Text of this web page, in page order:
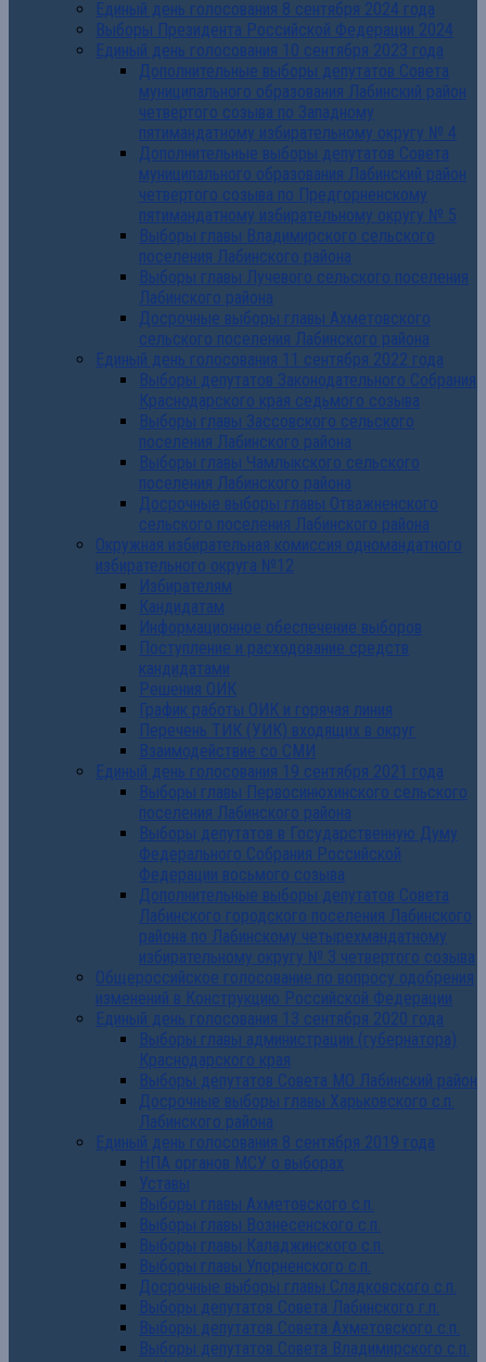
Единый день голосования 8 сентября 2024 года
Выборы Президента Российской Федерации 2024
Единый день голосования 10 сентября 2023 года
Дополнительные выборы депутатов Совета
муниципального образования Лабинский район
четвертого созыва по Западному
пятимандатному избирательному округу № 4
Дополнительные выборы депутатов Совета
муниципального образования Лабинский район
четвертого созыва по Предгорненскому
пятимандатному избирательному округу № 5
Выборы главы Владимирского сельского
поселения Лабинского района
Выборы главы Лучевого сельского поселения
Лабинского района
Досрочные выборы главы Ахметовского
сельского поселения Лабинского района
Единый день голосования 11 сентября 2022 года
Выборы депутатов Законодательного Собрания
Краснодарского края седьмого созыва
Выборы главы Зассовского сельского
поселения Лабинского района
Выборы главы Чамлыкского сельского
поселения Лабинского района
Досрочные выборы главы Отважненского
сельского поселения Лабинского района
Окружная избирательная комиссия одномандатного
избирательного округа №12
Избирателям
Кандидатам
Информационное обеспечение выборов
Поступление и расходование средств
кандидатами
Решения ОИК
График работы ОИК и горячая линия
Перечень ТИК (УИК) входящих в округ
Взаимодействие со СМИ
Единый день голосования 19 сентября 2021 года
Выборы главы Первосинюхинского сельского
поселения Лабинского района
Выборы депутатов в Государственную Думу
Федерального Собрания Российской
Федерации восьмого созыва
Дополнительные выборы депутатов Совета
Лабинского городского поселения Лабинского
района по Лабинскому четырехмандатному
избирательному округу № 3 четвертого созыва
Общероссийское голосование по вопросу одобрения
изменений в Конструкцию Российской Федерации
Единый день голосования 13 сентября 2020 года
Выборы главы администрации (губернатора)
Краснодарского края
Выборы депутатов Совета МО Лабинский район
Досрочные выборы главы Харьковского с.п.
Лабинского района
Единый день голосования 8 сентября 2019 года
НПА органов МСУ о выборах
Уставы
Выборы главы Ахметовского с.п.
Выборы главы Вознесенского с.п.
Выборы главы Каладжинского с.п.
Выборы главы Упорненского с.п.
Досрочные выборы главы Сладковского с.п.
Выборы депутатов Совета Лабинского г.п.
Выборы депутатов Совета Ахметовского с.п.
Выборы депутатов Совета Владимирского с.п.